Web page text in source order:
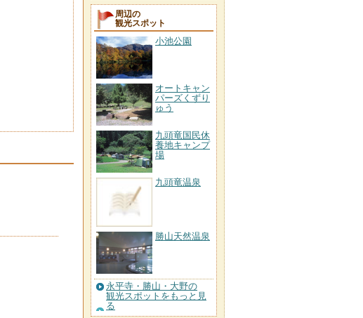
周辺の
観光スポット
小池公園
オートキャン
パーズくずり
ゅう
九頭竜国民休
養地キャンプ
場
九頭竜温泉
勝山天然温泉
永平寺・勝山・大野の
観光スポットをもっと見
る